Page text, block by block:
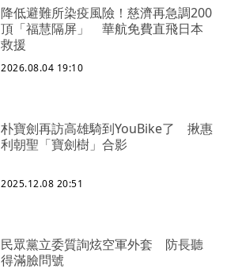
降低避難所染疫風險！慈濟再急調200
頂「福慧隔屏」 華航免費直飛日本
救援
2026.08.04 19:10
朴寶劍再訪高雄騎到YouBike了 揪惠
利朝聖「寶劍樹」合影
2025.12.08 20:51
民眾黨立委質詢炫空軍外套 防長聽
得滿臉問號